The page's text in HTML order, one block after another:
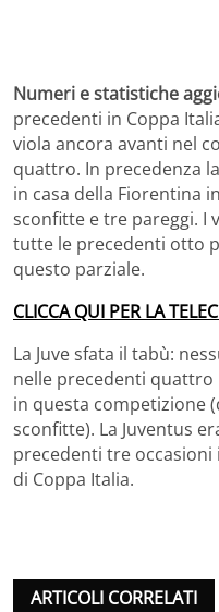
Numeri e statistiche
precedenti in Coppa
viola ancora avanti nel
quattro. In precedenza
in casa della Fiorentina
sconfitte e tre pareggi. I
tutte le precedenti otto
questo parziale.
CLICCA QUI PER LA
La Juve sfata il tabù:
nelle precedenti
in questa competizione
sconfitte). La Juventus
precedenti tre
di Coppa Italia.
ARTICOLI CORRELATI